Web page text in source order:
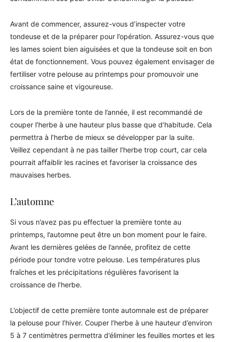
Avant de commencer, assurez-vous d’inspecter votre
tondeuse et de la préparer pour l’opération. Assurez-vous que
les lames soient bien aiguisées et que la tondeuse soit en bon
état de fonctionnement. Vous pouvez également envisager de
fertiliser votre pelouse au printemps pour promouvoir une
croissance saine et vigoureuse.
Lors de la première tonte de l’année, il est recommandé de
couper l’herbe à une hauteur plus basse que d’habitude. Cela
permettra à l’herbe de mieux se développer par la suite.
Veillez cependant à ne pas tailler l’herbe trop court, car cela
pourrait affaiblir les racines et favoriser la croissance des
mauvaises herbes.
L’automne
Si vous n’avez pas pu effectuer la première tonte au
printemps, l’automne peut être un bon moment pour le faire.
Avant les dernières gelées de l’année, profitez de cette
période pour tondre votre pelouse. Les températures plus
fraîches et les précipitations régulières favorisent la
croissance de l’herbe.
L’objectif de cette première tonte automnale est de préparer
la pelouse pour l’hiver. Couper l’herbe à une hauteur d’environ
5 à 7 centimètres permettra d’éliminer les feuilles mortes et les